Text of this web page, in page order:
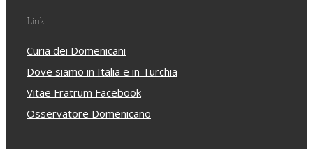
Link
Curia dei Domenicani
Dove siamo in Italia e in Turchia
Vitae Fratrum Facebook
Osservatore Domenicano